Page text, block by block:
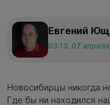
Евгений
03:13, 07 апреля
Новосибирцы никогда
Где бы ни находился